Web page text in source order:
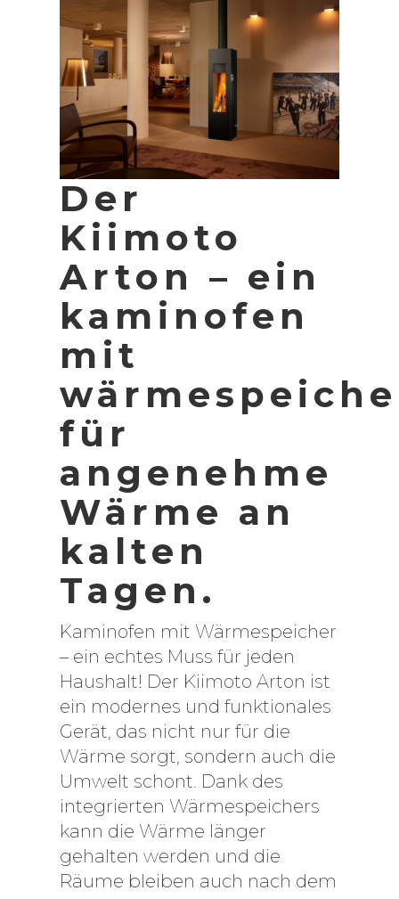
Der
Kiimoto
Arton – ein
kaminofen
mit
für
angenehme
Wärme an
kalten
Tagen.
Kaminofen mit Wärmespeicher
– ein echtes Muss für jeden
Haushalt! Der Kiimoto Arton ist
ein modernes und funktionales
Gerät, das nicht nur für die
Wärme sorgt, sondern auch die
Umwelt schont. Dank des
integrierten Wärmespeichers
kann die Wärme länger
gehalten werden und die
Räume bleiben auch nach dem